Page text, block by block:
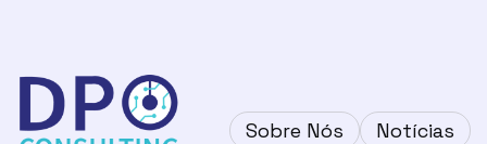
Sobre Nós Notícias